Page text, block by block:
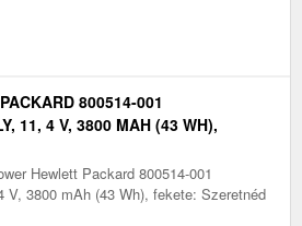
800514-001
11, 4 V, 3800 MAH (43 WH),
Hewlett Packard 800514-001
V, 3800 mAh (43 Wh), fekete: Szeretnéd